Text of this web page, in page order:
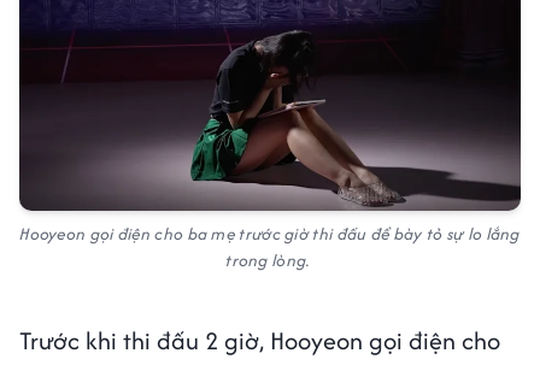
Hooyeon gọi điện cho ba mẹ trước giờ thi đấu để bày tỏ sự lo lắng
trong lòng.
Trước khi thi đấu 2 giờ, Hooyeon gọi điện cho